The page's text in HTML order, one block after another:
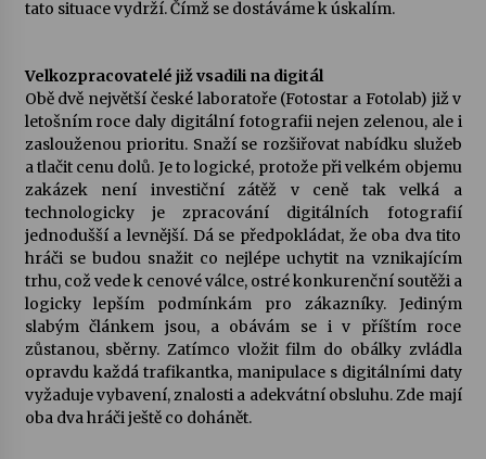
tato situace vydrží. Čímž se dostáváme k úskalím.
Velkozpracovatelé již vsadili na digitál
Obě dvě největší české laboratoře (Fotostar a Fotolab) již v
letošním roce daly digitální fotografii nejen zelenou, ale i
zaslouženou prioritu. Snaží se rozšiřovat nabídku služeb
a tlačit cenu dolů. Je to logické, protože při velkém objemu
zakázek není investiční zátěž v ceně tak velká a
technologicky je zpracování digitálních fotografií
jednodušší a levnější. Dá se předpokládat, že oba dva tito
hráči se budou snažit co nejlépe uchytit na vznikajícím
trhu, což vede k cenové válce, ostré konkurenční soutěži a
logicky lepším podmínkám pro zákazníky. Jediným
slabým článkem jsou, a obávám se i v příštím roce
zůstanou, sběrny. Zatímco vložit film do obálky zvládla
opravdu každá trafikantka, manipulace s digitálními daty
vyžaduje vybavení, znalosti a adekvátní obsluhu. Zde mají
oba dva hráči ještě co dohánět.